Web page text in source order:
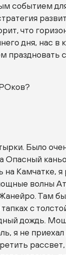
событием
что
дня, нас
праздновать
Было
Опасный
Камчатке,
волны
Там
с
дождь.
я не